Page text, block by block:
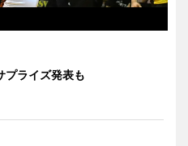
プライズ発表も